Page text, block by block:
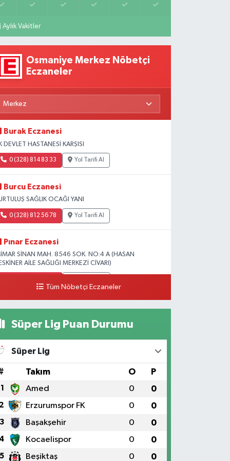
Aylık Vakitler
Osmaniye Merkez Nöbetçi
Eczaneler
Burak Eczanesi
DEVLET HASTANESİ KARŞISI
0 (328) 814 83 33 Yol Tarifi Al
Burcu Eczanesi
SAĞLIK OCAĞI YANI
0 (328) 812 56 78 Yol Tarifi Al
Pınar Eczanesi
SİNAN MAH. 8546 SOK. NO:4 A (HASAN
AİLE SAĞLIĞI MERKEZİ CİVARI)
Tüm Nöbetçi Eczaneler
Süper Lig Puan Durumu
Süper Lig
Takım O P
1 Amed 0 0
2 Erzurumspor FK 0 0
3 Başakşehir 0 0
4 Kocaelispor 0 0
5 Beşiktaş 0 0